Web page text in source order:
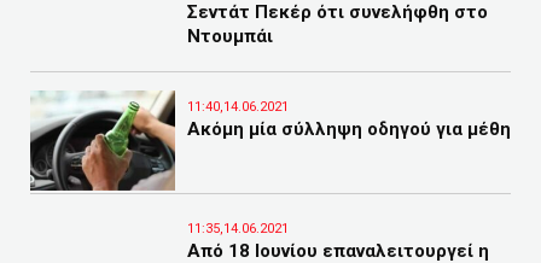
Σεντάτ Πεκέρ ότι συνελήφθη στο
Ντουμπάι
11:40,14.06.2021
Ακόμη μία σύλληψη οδηγού για μέθη
11:35,14.06.2021
Από 18 Ιουνίου επαναλειτουργεί η